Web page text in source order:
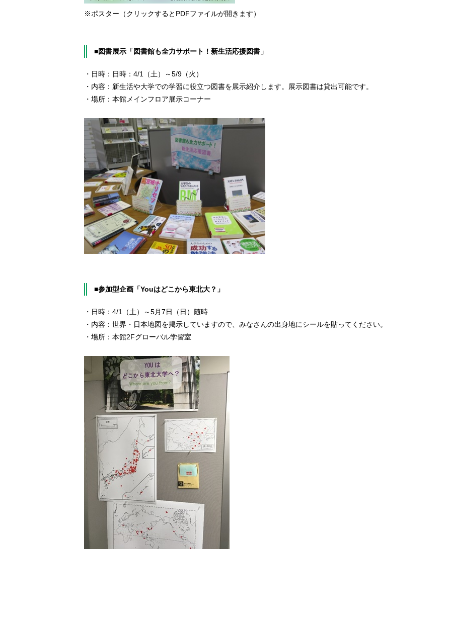
※ポスター（クリックするとPDFファイルが開きます）
■図書展示「図書館も全力サポート！新生活応援図書」
・日時：日時：4/1（土）～5/9（火）
・内容：新生活や大学での学習に役立つ図書を展示紹介します。展示図書は貸出可能です。
・場所：本館メインフロア展示コーナー
■参加型企画「Youはどこから東北大？」
・日時：4/1（土）～5月7日（日）随時
・内容：世界・日本地図を掲示していますので、みなさんの出身地にシールを貼ってください。
・場所：本館2Fグローバル学習室